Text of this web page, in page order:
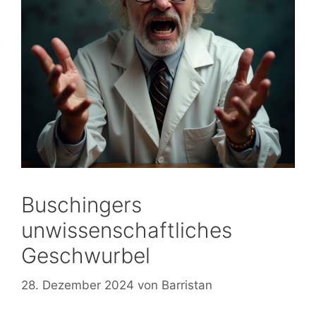
Buschingers
unwissenschaftliches
Geschwurbel
28. Dezember 2024 von Barristan